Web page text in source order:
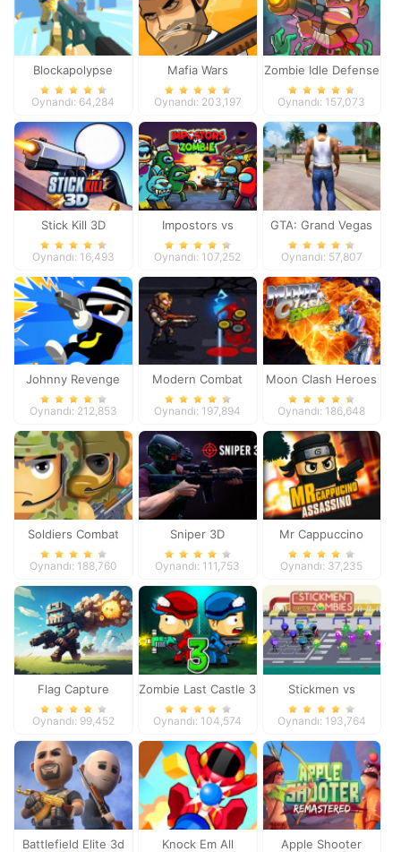
Blockapolypse
Zombie Shooter
Oynandı: 64,284
Mafia Wars
Oynandı: 203,197
Zombie Idle Defense
Online
Oynandı: 157,073
Stick Kill 3D
Oynandı: 16,493
Impostors vs
Zombies: Survival
Oynandı: 107,252
GTA: Grand Vegas
Crime
Oynandı: 57,807
Johnny Revenge
Oynandı: 212,853
Modern Combat
Defense
Oynandı: 197,894
Moon Clash Heroes
Oynandı: 186,648
Soldiers Combat
Oynandı: 188,760
Sniper 3D
Oynandı: 111,753
Mr Cappuccino
Assassino
Oynandı: 37,235
Flag Capture
Oynandı: 99,452
Zombie Last Castle 3
Oynandı: 104,574
Stickmen vs
Zombies
Oynandı: 193,764
Battlefield Elite 3d Knock Em All
Apple Shooter